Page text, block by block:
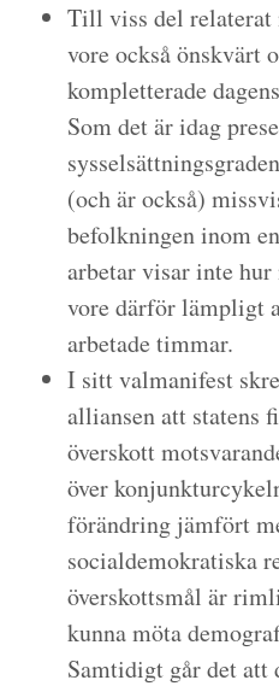
Till viss del relaterat
vore också önskvärt
kompletterade
Som det är idag
(och är också)
befolkningen inom
arbetar visar inte hur
vore därför lämpligt
arbetade timmar.
I sitt valmanifest
alliansen att statens
överskott
över
förändring jämfört
socialdemokratiska
överskottsmål är
kunna möta
Samtidigt går det att